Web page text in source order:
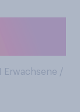
Erwachsene /